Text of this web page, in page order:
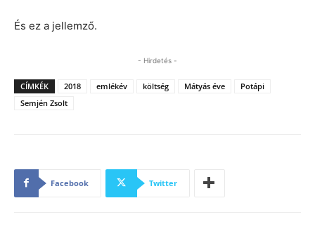
És ez a jellemző.
- Hirdetés -
CÍMKÉK 2018 emlékév költség Mátyás éve
Potápi
Semjén Zsolt
Facebook Twitter